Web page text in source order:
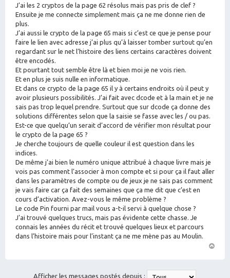
J’ai les 2 cryptos de la page 62 résolus mais pas pris de clef ?
Ensuite je me connecte simplement mais ça ne me donne rien de
plus.
J’ai aussi le crypto de la page 65 mais si c’est ce que je pense pour
faire le lien avec adresse j’ai plus qu’à laisser tomber surtout qu’en
regardant sur le net l’histoire des liens certains caractères doivent
être encodés.
Et pourtant tout semble être là et bien moi je ne vois rien.
Et en plus je suis nulle en informatique.
Et dans ce crypto de la page 65 il y à certains endroits où il peut y
avoir plusieurs possibilités. J’ai fait avec dcode et à la main et je ne
sais pas trop lequel prendre. Surtout que sur dcode ça donne des
solutions différentes selon que la saisie se fasse avec les / ou pas.
Est-ce que quelqu’un serait d’accord de vérifier mon résultat pour
le crypto de la page 65 ?
Je cherche toujours de quelle couleur il est question dans les
indices.
De même j’ai bien le numéro unique attribué à chaque livre mais je
vois pas comment l’associer à mon compte et si pour ça il faut aller
dans les paramètres de compte ou de jeux je ne sais pas comment
je vais faire car ça fait des semaines que ça me dit que c’est en
cours d’activation. Avez-vous le même problème ?
Le code Pin fourni par mail vous a-t-il servi à quelque chose ?
J’ai trouvé quelques trucs, mais pas évidente cette chasse. Je
connais les années du récit et trouvé quelques lieux et parcours
dans l’histoire mais pour l’instant ça ne me mène pas au Moulin.
Afficher les messages postés depuis :